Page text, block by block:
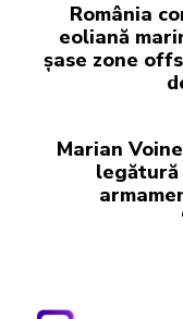
România
eoliană
șase zone
Marian